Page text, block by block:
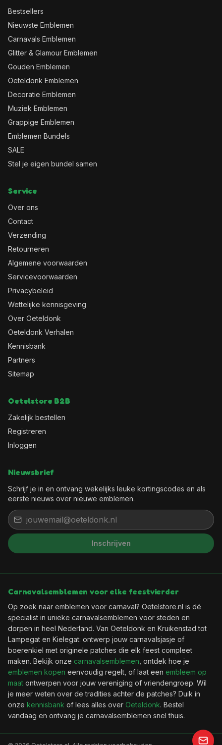
Bestsellers
Nieuwste Emblemen
Carnavals Emblemen
Glitter & Glamour Emblemen
Gouden Emblemen
Oeteldonk Emblemen
Decoratie Emblemen
Muziek Emblemen
Grappige Emblemen
Emblemen Bundels
SALE
Stel je eigen bundel samen
Service
Over ons
Contact
Verzending
Retourneren
Algemene voorwaarden
Servicevoorwaarden
Privacybeleid
Wettelijke kennisgeving
Over Oeteldonk
Oeteldonk Verhalen
Kennisbank
Partners
Sitemap
Oetelstore B2B
Zakelijk bestellen
Registreren
Inloggen
Nieuwsbrief
Schrijf je in en ontvang wekelijks leuke kortingscodes en als
eerste nieuws over nieuwe emblemen.
Inschrijven
Carnavalsemblemen voor elke feestvierder
Op zoek naar emblemen voor carnaval? Oetelstore.nl is dé
specialist in unieke carnavalsemblemen voor steden en
dorpen in heel Nederland. Van Oeteldonk en Kruikenstad tot
Lampegat en Kielegat: ontwerp jouw carnavalsjasje of
boerenkiel met originele patches die elk feest compleet
maken. Bekijk onze carnavalsemblemen , ontdek hoe je
emblemen kopen eenvoudig regelt, of laat een embleem op
maat ontwerpen voor jouw vereniging of vriendengroep. Wil
je meer weten over de tradities achter de patches? Duik in
onze kennisbank of lees alles over Oeteldonk. Bestel
vandaag en ontvang je carnavalsemblemen snel thuis.